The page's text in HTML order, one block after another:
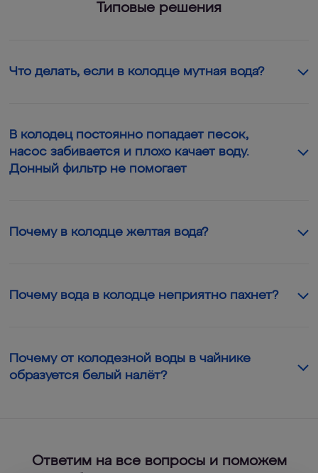
Типовые решения
Что делать, если в колодце мутная вода?
В колодец постоянно попадает песок,
насос забивается и плохо качает воду.
Донный фильтр не помогает
Почему в колодце желтая вода?
Почему вода в колодце неприятно пахнет?
Почему от колодезной воды в чайнике
образуется белый налёт?
Ответим на все вопросы и поможем